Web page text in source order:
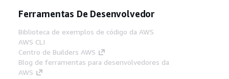
Ferramentas De Desenvolvedor
Biblioteca de exemplos de código da AWS
AWS CLI
Centro de Builders AWS
Blog de ferramentas para desenvolvedores da
AWS